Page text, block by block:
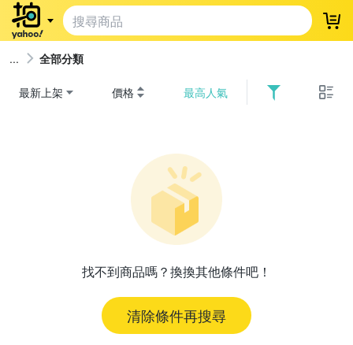
登
全部分類
最新上架 價格 最高人氣
找不到商品嗎？換換其他條件吧！
清除條件再搜尋